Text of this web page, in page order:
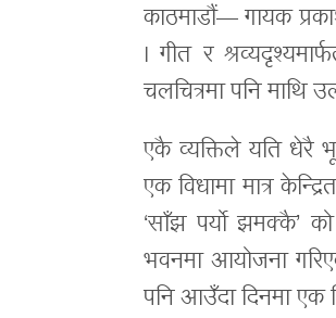
काठमाडौं— गायक
। गीत र
चलचित्रमा पनि माथि
एकै व्यक्तिले यति धेरै
एक विधामा मात्र
‘साँझ पर्यो झमक्कै’
भवनमा आयोजना
पनि आउँदा दिनमा एक